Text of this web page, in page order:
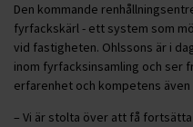
Den kommande
fyrfackskärl - ett system som
vid fastigheten. Ohlssons är i
inom fyrfacksinsamling och ser
erfarenhet och kompetens även
– Vi är stolta över att få